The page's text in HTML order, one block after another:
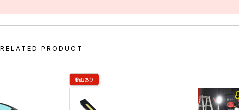
RELATED PRODUCT
動画あり